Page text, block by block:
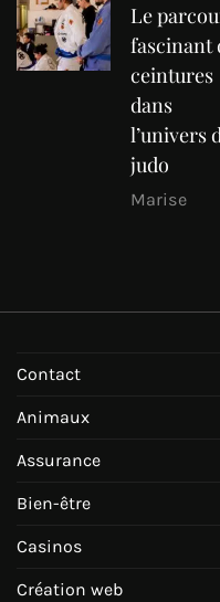
Le
fascinant
ceintures
dans
l’univers
judo
Marise
Contact
Animaux
Assurance
Bien-être
Casinos
Création web